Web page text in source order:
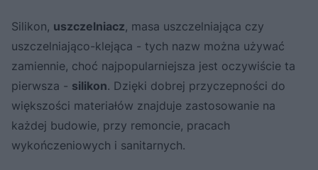
Silikon, uszczelniacz, masa uszczelniająca czy
uszczelniająco-klejąca - tych nazw można używać
zamiennie, choć najpopularniejsza jest oczywiście ta
pierwsza - silikon. Dzięki dobrej przyczepności do
większości materiałów znajduje zastosowanie na
każdej budowie, przy remoncie, pracach
wykończeniowych i sanitarnych.